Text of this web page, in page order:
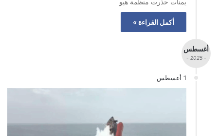
يمنات حذرت منظمة هيو
أكمل القراءة »
أغسطس
- 2025 -
1 أغسطس